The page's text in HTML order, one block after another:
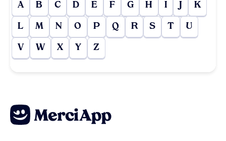
A B C D E F G H I J K
L M N O P Q R S T U
V W X Y Z